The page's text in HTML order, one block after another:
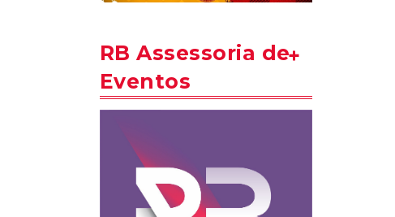
RB Assessoria de
Eventos